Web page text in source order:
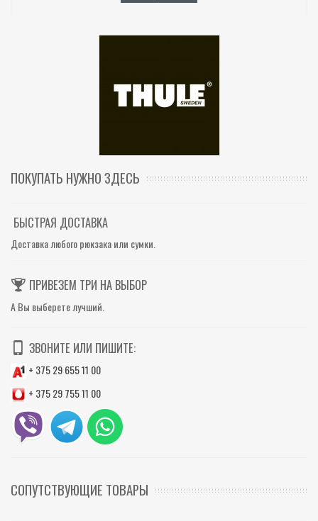
ПОКУПАТЬ НУЖНО ЗДЕСЬ
БЫСТРАЯ ДОСТАВКА
Доставка любого рюкзака или сумки.
ПРИВЕЗЕМ ТРИ НА ВЫБОР
А Вы выберете лучший.
ЗВОНИТЕ ИЛИ ПИШИТЕ:
+ 375 29 655 11 00
+ 375 29 755 11 00
СОПУТСТВУЮЩИЕ ТОВАРЫ